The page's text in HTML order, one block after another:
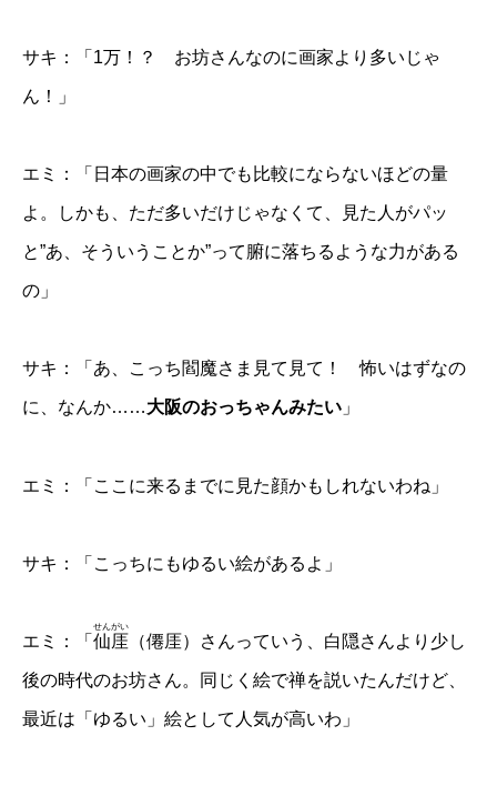
サキ：「1万！？ お坊さんなのに画家より多いじゃ
ん！」
エミ：「日本の画家の中でも比較にならないほどの量
よ。しかも、ただ多いだけじゃなくて、見た人がパッ
と”あ、そういうことか”って腑に落ちるような力がある
の」
サキ：「あ、こっち閻魔さま見て見て！ 怖いはずなの
に、なんか……大阪のおっちゃんみたい 」
エミ：「ここに来るまでに見た顔かもしれないわね」
サキ：「こっちにもゆるい絵があるよ」
エミ：「 仙厓
せんがい
（僊厓）さんっていう、白隠さんより少し
後の時代のお坊さん。同じく絵で禅を説いたんだけど、
最近は「ゆるい」絵として人気が高いわ」